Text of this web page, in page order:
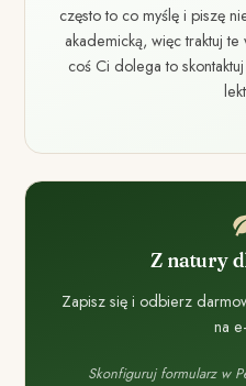
często to co myślę i piszę
akademicką, więc traktuj te
coś Ci dolega to
Z natury
Zapisz się i odbierz
na
Skonfiguruj formularz w